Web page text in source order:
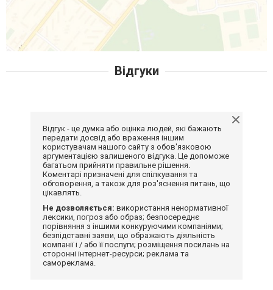
Відгуки
Відгук - це думка або оцінка людей, які бажають
передати досвід або враження іншим
користувачам нашого сайту з обов'язковою
аргументацією залишеного відгука. Це допоможе
багатьом прийняти правильне рішення.
Коментарі призначені для спілкування та
обговорення, а також для роз'яснення питань, що
цікавлять.
Не дозволяється: використання ненормативної
лексики, погроз або образ; безпосереднє
порівняння з іншими конкуруючими компаніями;
безпідставні заяви, що ображають діяльність
компанії і / або її послуги; розміщення посилань на
сторонні інтернет-ресурси; реклама та
самореклама.